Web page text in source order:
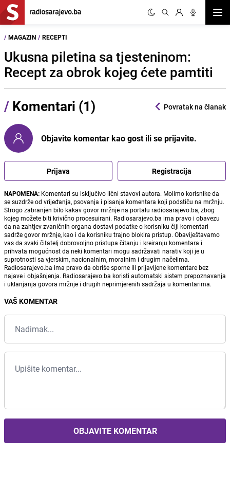
/ MAGAZIN / RECEPTI
Ukusna piletina sa tjesteninom:
Recept za obrok kojeg ćete pamtiti
/ Komentari (1) Povratak na članak
Objavite komentar kao gost ili se prijavite.
Prijava Registracija
NAPOMENA: Komentari su isključivo lični stavovi autora. Molimo korisnike da
se suzdrže od vrijeđanja, psovanja i pisanja komentara koji podstiču na mržnju.
Strogo zabranjen bilo kakav govor mržnje na portalu radiosarajevo.ba, zbog
kojeg možete biti krivično procesuirani. Radiosarajevo.ba ima pravo i obavezu
da na zahtjev zvaničnih organa dostavi podatke o korisniku čiji komentari
sadrže govor mržnje, kao i da korisniku trajno blokira pristup. Obaviještavamo
vas da svaki čitatelj dobrovoljno pristupa čitanju i kreiranju komentara i
prihvata mogućnost da neki komentari mogu sadržavati narativ koji je u
suprotnosti sa vjerskim, nacionalnim, moralnim i drugim načelima.
Radiosarajevo.ba ima pravo da obriše sporne ili prijavljene komentare bez
najave i objašnjenja. Radiosarajevo.ba koristi automatski sistem prepoznavanja
i uklanjanja govora mržnje i drugih neprimjerenih sadržaja u komentarima.
VAŠ KOMENTAR
OBJAVITE KOMENTAR